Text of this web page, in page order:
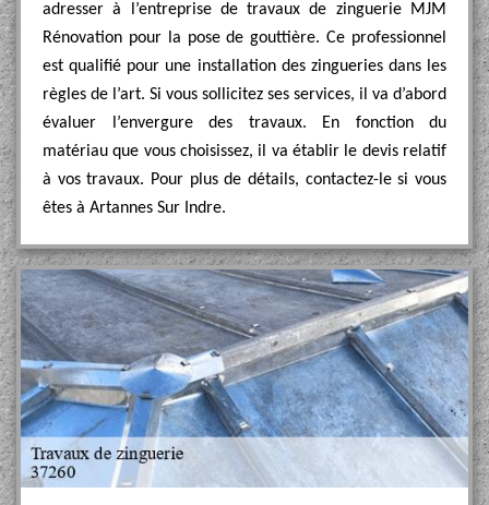
adresser à l’entreprise de travaux de zinguerie MJM
Rénovation pour la pose de gouttière. Ce professionnel
est qualifié pour une installation des zingueries dans les
règles de l’art. Si vous sollicitez ses services, il va d’abord
évaluer l’envergure des travaux. En fonction du
matériau que vous choisissez, il va établir le devis relatif
à vos travaux. Pour plus de détails, contactez-le si vous
êtes à Artannes Sur Indre.